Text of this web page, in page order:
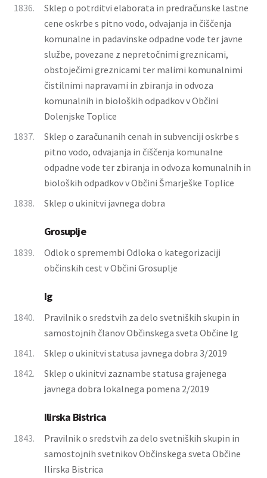
1836.
Sklep o potrditvi elaborata in predračunske lastne
cene oskrbe s pitno vodo, odvajanja in čiščenja
komunalne in padavinske odpadne vode ter javne
službe, povezane z nepretočnimi greznicami,
obstoječimi greznicami ter malimi komunalnimi
čistilnimi napravami in zbiranja in odvoza
komunalnih in bioloških odpadkov v Občini
Dolenjske Toplice
1837.
Sklep o zaračunanih cenah in subvenciji oskrbe s
pitno vodo, odvajanja in čiščenja komunalne
odpadne vode ter zbiranja in odvoza komunalnih in
bioloških odpadkov v Občini Šmarješke Toplice
1838.
Sklep o ukinitvi javnega dobra
Grosuplje
1839.
Odlok o spremembi Odloka o kategorizaciji
občinskih cest v Občini Grosuplje
Ig
1840.
Pravilnik o sredstvih za delo svetniških skupin in
samostojnih članov Občinskega sveta Občine Ig
1841.
Sklep o ukinitvi statusa javnega dobra 3/2019
1842.
Sklep o ukinitvi zaznambe statusa grajenega
javnega dobra lokalnega pomena 2/2019
Ilirska Bistrica
1843.
Pravilnik o sredstvih za delo svetniških skupin in
samostojnih svetnikov Občinskega sveta Občine
Ilirska Bistrica